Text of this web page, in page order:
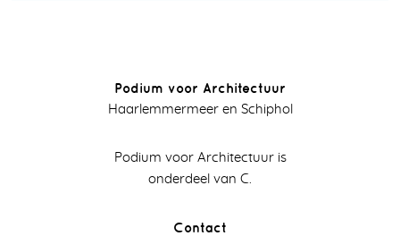
Podium voor Architectuur
Haarlemmermeer en Schiphol
Podium voor Architectuur is
onderdeel van C.
Contact